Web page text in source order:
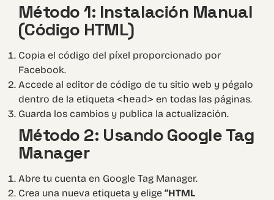
Método 1: Instalación Manual
(Código HTML)
Copia el código del píxel proporcionado por
Facebook.
Accede al editor de código de tu sitio web y pégalo
dentro de la etiqueta <head> en todas las páginas.
Guarda los cambios y publica la actualización.
Método 2: Usando Google Tag
Manager
Abre tu cuenta en Google Tag Manager.
Crea una nueva etiqueta y elige “HTML